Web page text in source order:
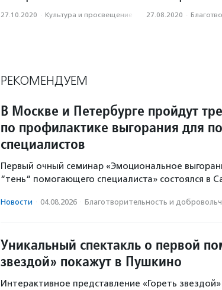
27.10.2020 · Культура и просвещение 27.08.2020 ·
РЕКОМЕНДУЕМ
В Москве и Петербурге пройдут
по профилактике выгорания для
специалистов
Первый очный семинар «Эмоциональное
“тень“ помогающего специалиста» состоялся в
Новости · 04.08.2026 · Благотвори­тель­ность и
Уникальный спектакль о первой
звездой» покажут в Пушкино
Интерактивное представление «Гореть звездой»